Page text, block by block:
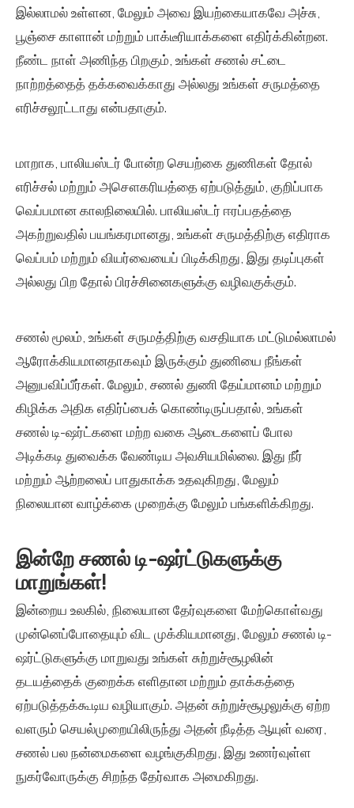
இல்லாமல் உள்ளன, மேலும் அவை இயற்கையாகவே அச்சு,
பூஞ்சை காளான் மற்றும் பாக்டீரியாக்களை எதிர்க்கின்றன.
நீண்ட நாள் அணிந்த பிறகும், உங்கள் சணல் சட்டை
நாற்றத்தைத் தக்கவைக்காது அல்லது உங்கள் சருமத்தை
எரிச்சலூட்டாது என்பதாகும்.
மாறாக, பாலியஸ்டர் போன்ற செயற்கை துணிகள் தோல்
எரிச்சல் மற்றும் அசௌகரியத்தை ஏற்படுத்தும், குறிப்பாக
வெப்பமான காலநிலையில். பாலியஸ்டர் ஈரப்பதத்தை
அகற்றுவதில் பயங்கரமானது, உங்கள் சருமத்திற்கு எதிராக
வெப்பம் மற்றும் வியர்வையைப் பிடிக்கிறது, இது தடிப்புகள்
அல்லது பிற தோல் பிரச்சினைகளுக்கு வழிவகுக்கும்.
சணல் மூலம், உங்கள் சருமத்திற்கு வசதியாக மட்டுமல்லாமல்
ஆரோக்கியமானதாகவும் இருக்கும் துணியை நீங்கள்
அனுபவிப்பீர்கள். மேலும், சணல் துணி தேய்மானம் மற்றும்
கிழிக்க அதிக எதிர்ப்பைக் கொண்டிருப்பதால், உங்கள்
சணல் டி-ஷர்ட்களை மற்ற வகை ஆடைகளைப் போல
அடிக்கடி துவைக்க வேண்டிய அவசியமில்லை. இது நீர்
மற்றும் ஆற்றலைப் பாதுகாக்க உதவுகிறது, மேலும்
நிலையான வாழ்க்கை முறைக்கு மேலும் பங்களிக்கிறது.
இன்றே சணல் டி-ஷர்ட்டுகளுக்கு
மாறுங்கள்!
இன்றைய உலகில், நிலையான தேர்வுகளை மேற்கொள்வது
முன்னெப்போதையும் விட முக்கியமானது, மேலும் சணல் டி-
ஷர்ட்டுகளுக்கு மாறுவது உங்கள் சுற்றுச்சூழலின்
தடயத்தைக் குறைக்க எளிதான மற்றும் தாக்கத்தை
ஏற்படுத்தக்கூடிய வழியாகும். அதன் சுற்றுச்சூழலுக்கு ஏற்ற
வளரும் செயல்முறையிலிருந்து அதன் நீடித்த ஆயுள் வரை,
சணல் பல நன்மைகளை வழங்குகிறது, இது உணர்வுள்ள
நுகர்வோருக்கு சிறந்த தேர்வாக அமைகிறது.